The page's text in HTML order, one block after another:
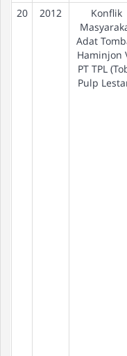
20 2012
Konflik
Adat
Haminjon
PT TPL
Pulp